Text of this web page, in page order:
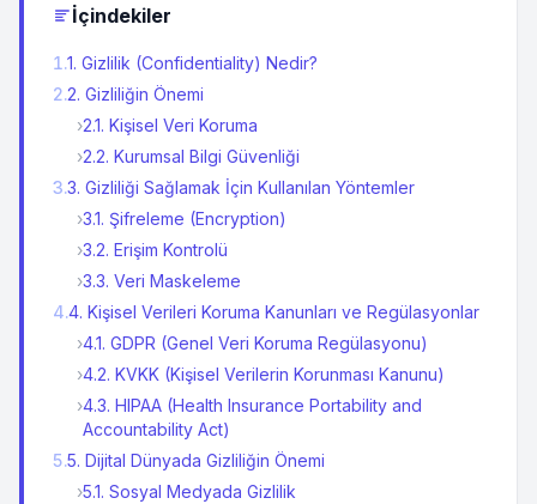
İçindekiler
1.1. Gizlilik (Confidentiality) Nedir?
2.2. Gizliliğin Önemi
›2.1. Kişisel Veri Koruma
›2.2. Kurumsal Bilgi Güvenliği
3.3. Gizliliği Sağlamak İçin Kullanılan Yöntemler
›3.1. Şifreleme (Encryption)
›3.2. Erişim Kontrolü
›3.3. Veri Maskeleme
4.4. Kişisel Verileri Koruma Kanunları ve Regülasyonlar
›4.1. GDPR (Genel Veri Koruma Regülasyonu)
›4.2. KVKK (Kişisel Verilerin Korunması Kanunu)
›4.3. HIPAA (Health Insurance Portability and
Accountability Act)
5.5. Dijital Dünyada Gizliliğin Önemi
›5.1. Sosyal Medyada Gizlilik